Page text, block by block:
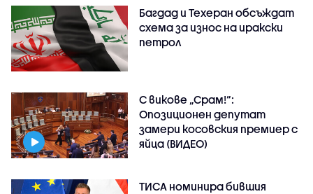
Багдад и Техеран обсъждат
схема за износ на иракски
петрол
С викове „Срам!“:
Опозиционен депутат
замери косовския премиер с
яйца (ВИДЕО)
ТИСА номинира бившия